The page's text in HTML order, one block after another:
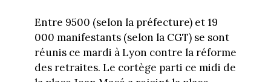
Entre 9500 (selon la préfecture) et 19
000 manifestants (selon la CGT) se sont
réunis ce mardi à Lyon contre la réforme
des retraites. Le cortège parti ce midi de